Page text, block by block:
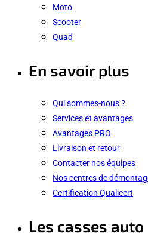
Moto
Scooter
Quad
En savoir plus
Qui sommes-nous ?
Services et avantages
Avantages PRO
Livraison et retour
Contacter nos équipes
Nos centres de
Certification Qualicert
Les casses